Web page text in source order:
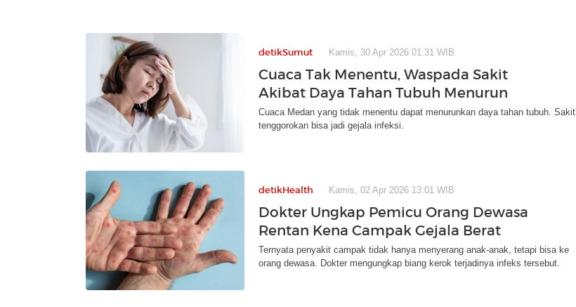
detikSumut Kamis, 30 Apr 2026 01:31 WIB
Cuaca Tak Menentu, Waspada Sakit
Akibat Daya Tahan Tubuh Menurun
Cuaca Medan yang tidak menentu dapat menurunkan daya tahan tubuh. Sakit
tenggorokan bisa jadi gejala infeksi.
detikHealth Kamis, 02 Apr 2026 13:01 WIB
Dokter Ungkap Pemicu Orang Dewasa
Rentan Kena Campak Gejala Berat
Ternyata penyakit campak tidak hanya menyerang anak-anak, tetapi bisa ke
orang dewasa. Dokter mengungkap biang kerok terjadinya infeks tersebut.